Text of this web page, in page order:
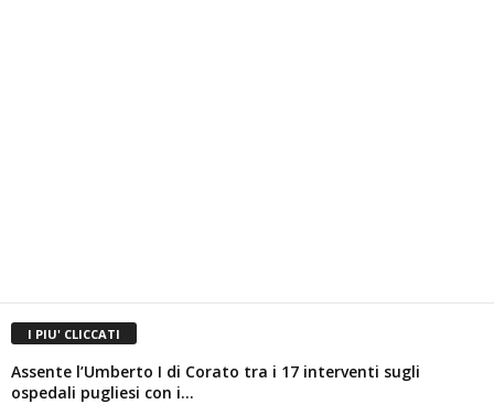
I PIU' CLICCATI
Assente l’Umberto I di Corato tra i 17 interventi sugli
ospedali pugliesi con i...